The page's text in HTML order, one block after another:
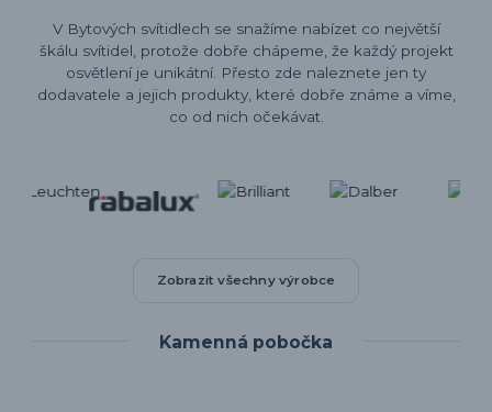
V Bytových svítidlech se snažíme nabízet co největší
škálu svítidel, protože dobře chápeme, že každý projekt
osvětlení je unikátní. Přesto zde naleznete jen ty
dodavatele a jejich produkty, které dobře známe a víme,
co od nich očekávat.
Zobrazit všechny výrobce
Kamenná pobočka